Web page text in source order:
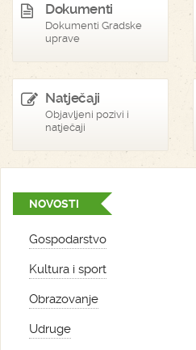
Dokumenti
Dokumenti Gradske
uprave
Natječaji
Objavljeni pozivi i
natječaji
NOVOSTI
Gospodarstvo
Kultura i sport
Obrazovanje
Udruge